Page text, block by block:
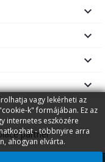




partner
vagy lekérheti az
k" formájában. Ez az
internetes eszközére
- többnyire arra
ahogyan elvárta.